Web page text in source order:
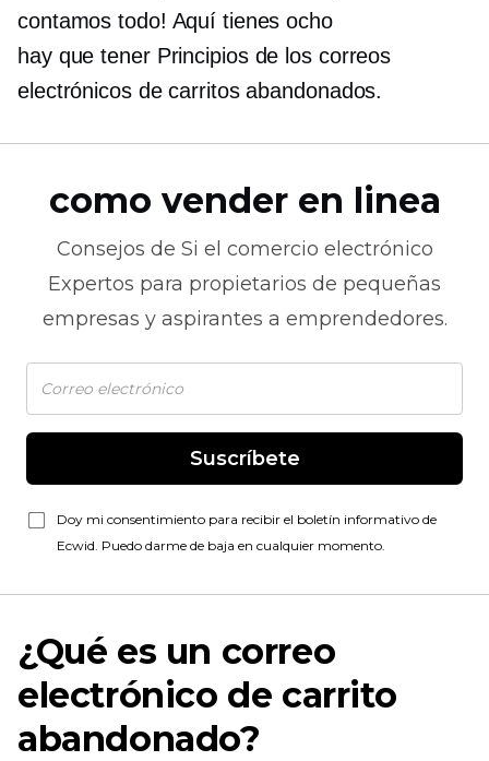
contamos todo! Aquí tienes ocho
hay que tenerPrincipios de los correos
electrónicos de carritos abandonados.
como vender en linea
Consejos de Si el comercio electrónico
Expertos para propietarios de pequeñas
empresas y aspirantes a emprendedores.
Suscríbete
Doy mi consentimiento para recibir el boletín informativo de
Ecwid. Puedo darme de baja en cualquier momento.
¿Qué es un correo
electrónico de carrito
abandonado?